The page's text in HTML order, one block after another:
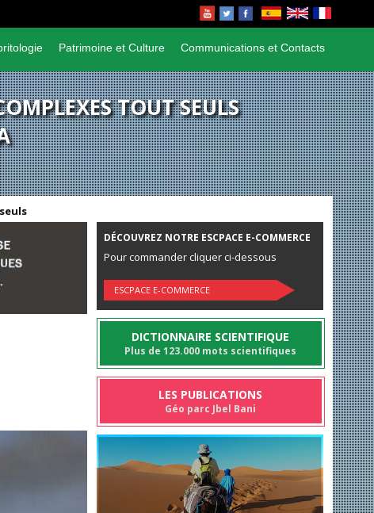
Patrimoine et Culture Communications et Contacts
TOUT SEULS
DÉCOUVREZ NOTRE ESCPACE E-COMMERCE
Pour commander cliquer ci-dessous
ESCPACE E-COMMERCE
DICTIONNAIRE SCIENTIFIQUE
Plus de 123.000 mots scientifiques
LES PUBLICATIONS
Géo parc Jbel Bani